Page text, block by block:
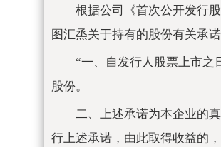
根据公司《首次公开发行
图汇烝关于持有的股份有关承
“一、自发行人股票上市之
股份。
二、上述承诺为本企业的
行上述承诺，由此取得收益的